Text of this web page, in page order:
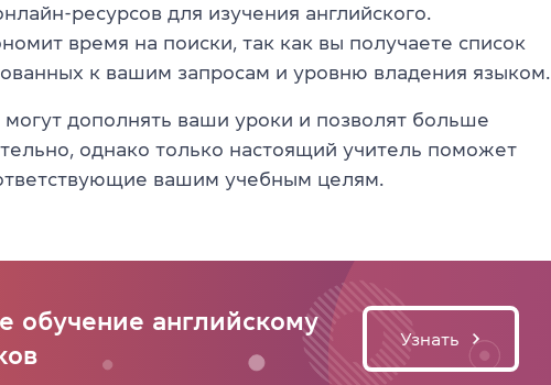
ресурсов для изучения английского.
время на поиски, так как вы получаете список
к вашим запросам и уровню владения языком.
дополнять ваши уроки и позволят больше
однако только настоящий учитель поможет
вашим учебным целям.
обучение английскому
Узнать